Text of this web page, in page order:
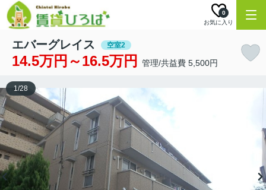
お気に入り
0
エバーグレイス 空室2
14.5万円～16.5万円 管理/共益費 5,500円
1/28